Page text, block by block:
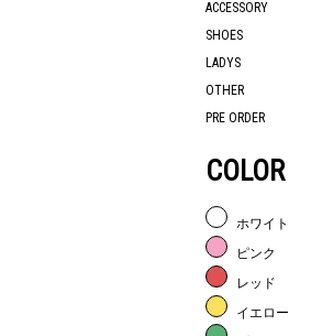
ACCESSORY
SHOES
LADYS
OTHER
PRE ORDER
COLOR
ホワイト
ピンク
レッド
イエロー